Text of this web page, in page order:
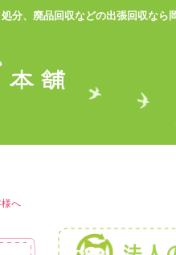
分、廃品回収などの出張回収なら
へ